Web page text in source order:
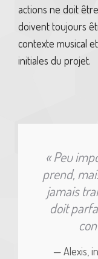
actions ne doit
doivent toujours
contexte musical
initiales du projet.
« Peu
prend,
jamais
doit
— Alexis,